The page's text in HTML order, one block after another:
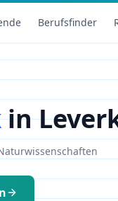
Berufsfinder
in